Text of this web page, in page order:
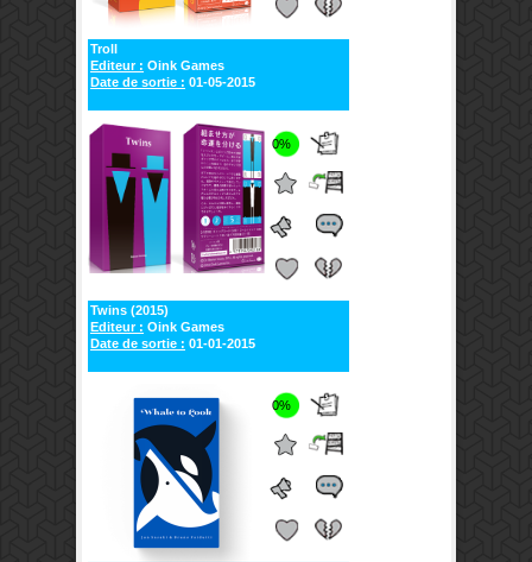
Troll
Editeur : Oink Games
Date de sortie : 01-05-2015
0%
Twins (2015)
Editeur : Oink Games
Date de sortie : 01-01-2015
0%